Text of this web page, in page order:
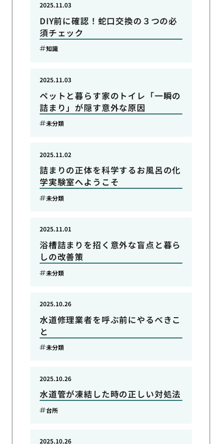
DIY前に確認！蛇口交換の３つの必
須チェック
2025.11.03
知識
ペットと暮らす家のトイレ「一瞬の
詰まり」が隠す意外な原因
2025.11.03
未分類
詰まりの正体を科学するお風呂の化
学実験室へようこそ
2025.11.02
未分類
浴槽詰まりを招く意外な盲点と暮ら
しの改善策
2025.11.01
未分類
水道修理業者を呼ぶ前にやるべきこ
と
2025.10.26
未分類
水道管が凍結した時の正しい対処法
2025.10.26
台所
2025.10.26